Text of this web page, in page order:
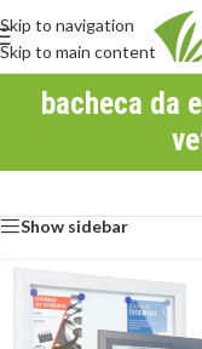
Skip to navigation
Skip to main content
bacheca da
Show sidebar